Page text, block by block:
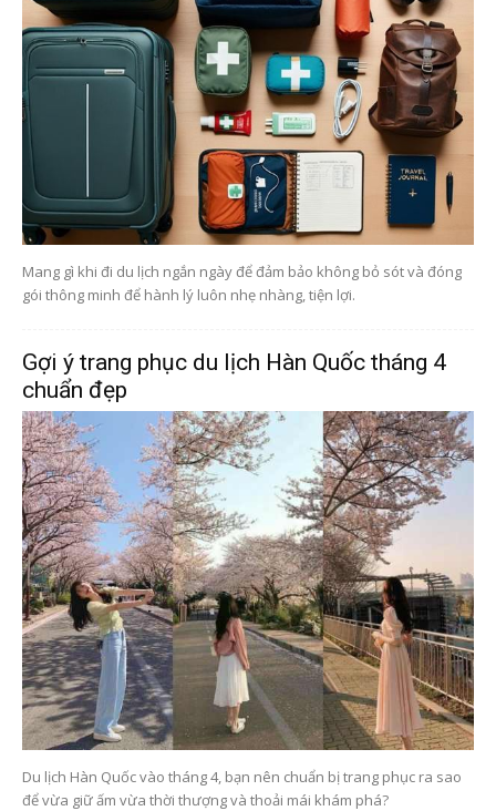
Mang gì khi đi du lịch ngắn ngày để đảm bảo không bỏ sót và đóng
gói thông minh để hành lý luôn nhẹ nhàng, tiện lợi.
Gợi ý trang phục du lịch Hàn Quốc tháng 4
chuẩn đẹp
Du lịch Hàn Quốc vào tháng 4, bạn nên chuẩn bị trang phục ra sao
để vừa giữ ấm vừa thời thượng và thoải mái khám phá?